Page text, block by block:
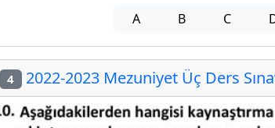
A B C
4 2022-2023 Mezuniyet Üç Ders